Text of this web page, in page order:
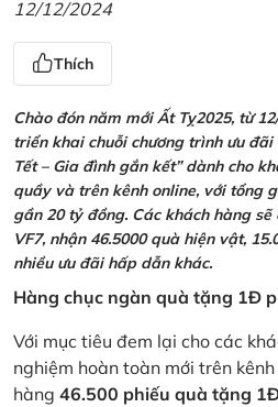
12/12/2024
Thích
Chào đón năm mới Ất Tỵ2025, từ
triển khai chuỗi chương trình ưu đãi
Tết – Gia đình gắn kết” dành cho
quầy và trên kênh online, với tổng
gần 20 tỷ đồng. Các khách hàng
VF7, nhận 46.5000 quà hiện vật,
nhiều ưu đãi hấp dẫn khác.
Hàng chục ngàn quà tặng 1Đ
Với mục tiêu đem lại cho các
nghiệm hoàn toàn mới trên
hàng 46.500 phiếu quà tặng